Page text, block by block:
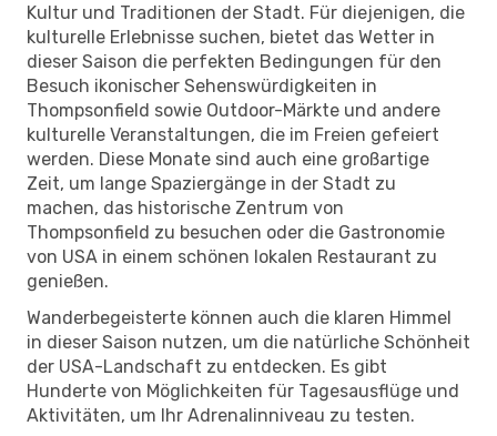
Kultur und Traditionen der Stadt. Für diejenigen, die
kulturelle Erlebnisse suchen, bietet das Wetter in
dieser Saison die perfekten Bedingungen für den
Besuch ikonischer Sehenswürdigkeiten in
Thompsonfield sowie Outdoor-Märkte und andere
kulturelle Veranstaltungen, die im Freien gefeiert
werden. Diese Monate sind auch eine großartige
Zeit, um lange Spaziergänge in der Stadt zu
machen, das historische Zentrum von
Thompsonfield zu besuchen oder die Gastronomie
von USA in einem schönen lokalen Restaurant zu
genießen.
Wanderbegeisterte können auch die klaren Himmel
in dieser Saison nutzen, um die natürliche Schönheit
der USA-Landschaft zu entdecken. Es gibt
Hunderte von Möglichkeiten für Tagesausflüge und
Aktivitäten, um Ihr Adrenalinniveau zu testen.